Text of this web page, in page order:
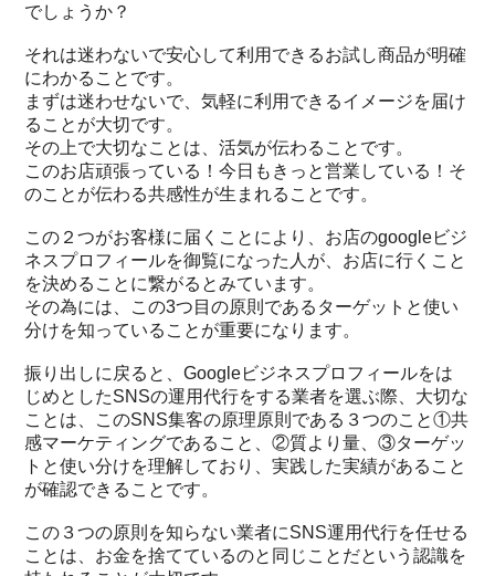
でしょうか？
それは迷わないで安心して利用できるお試し商品が明確
にわかることです。
まずは迷わせないで、気軽に利用できるイメージを届け
ることが大切です。
その上で大切なことは、活気が伝わることです。
このお店頑張っている！今日もきっと営業している！そ
のことが伝わる共感性が生まれることです。
この２つがお客様に届くことにより、お店のgoogleビジ
ネスプロフィールを御覧になった人が、お店に行くこと
を決めることに繋がるとみています。
その為には、この3つ目の原則であるターゲットと使い
分けを知っていることが重要になります。
振り出しに戻ると、Googleビジネスプロフィールをは
じめとしたSNSの運用代行をする業者を選ぶ際、大切な
ことは、このSNS集客の原理原則である３つのこと①共
感マーケティングであること、②質より量、③ターゲッ
トと使い分けを理解しており、実践した実績があること
が確認できることです。
この３つの原則を知らない業者にSNS運用代行を任せる
ことは、お金を捨てているのと同じことだという認識を